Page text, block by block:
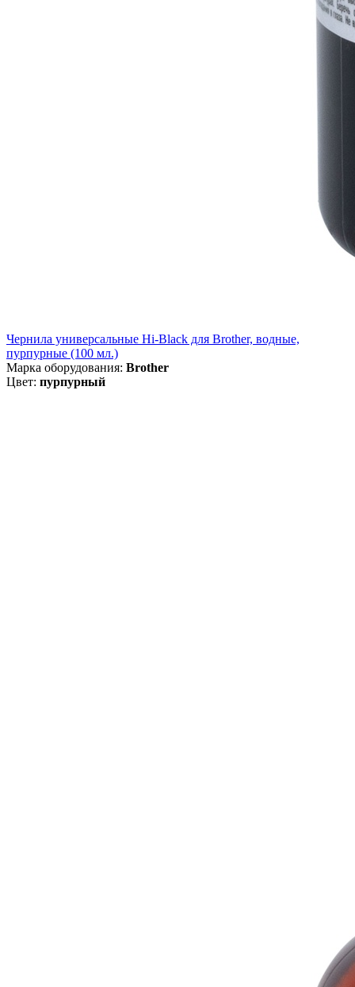
Чернила универсальные Hi-Black для Brother, водные,
пурпурные (100 мл.)
Марка оборудования: Brother
Цвет: пурпурный